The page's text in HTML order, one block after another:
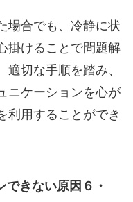
場合でも、冷静に状
掛けることで問題解
切な手順を踏み、
ニケーションを心が
利用することができ
できない原因６・